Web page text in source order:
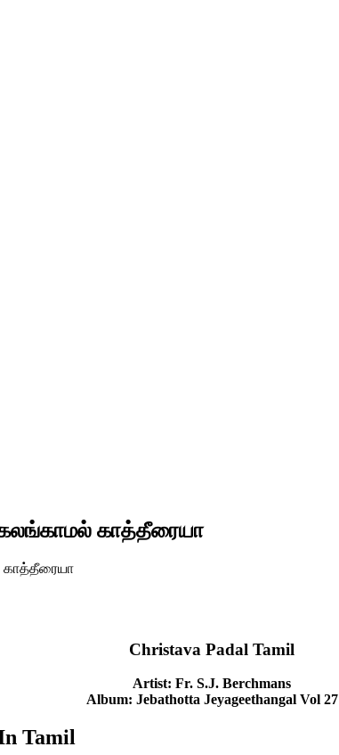
கலங்காமல் காத்தீரையா
காத்தீரையா
Christava Padal Tamil
Artist: Fr. S.J. Berchmans
Album: Jebathotta Jeyageethangal Vol 27
Tamil